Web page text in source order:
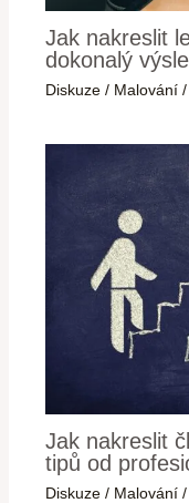
Jak nakreslit
dokonalý
Diskuze / Malování /
Jak nakreslit
tipů od
Diskuze / Malování /